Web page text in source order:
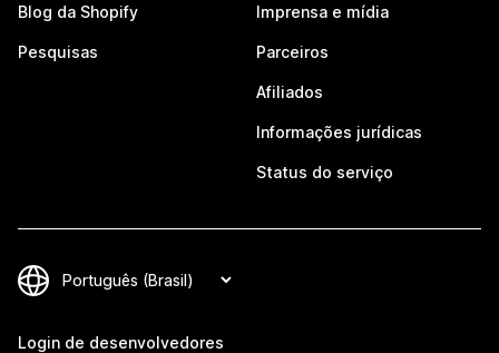
Blog da Shopify
Pesquisas
Imprensa e mídia
Parceiros
Afiliados
Informações jurídicas
Status do serviço
Login de desenvolvedores